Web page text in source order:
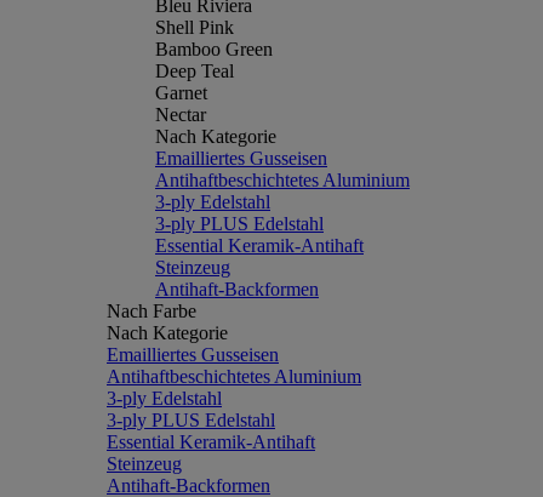
Bleu Riviera
Shell Pink
Bamboo Green
Deep Teal
Garnet
Nectar
Nach Kategorie
Emailliertes Gusseisen
Antihaftbeschichtetes Aluminium
3-ply Edelstahl
3-ply PLUS Edelstahl
Essential Keramik-Antihaft
Steinzeug
Antihaft-Backformen
Nach Farbe
Nach Kategorie
Emailliertes Gusseisen
Antihaftbeschichtetes Aluminium
3-ply Edelstahl
3-ply PLUS Edelstahl
Essential Keramik-Antihaft
Steinzeug
Antihaft-Backformen